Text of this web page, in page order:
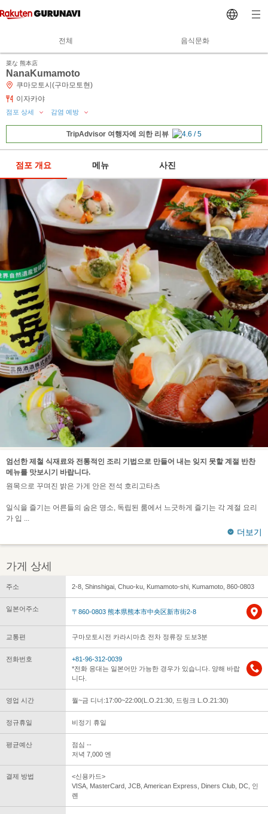
전체 음식문화
菜な 熊本店
NanaKumamoto
쿠마모토시(구마모토현)
이자카야
점포 상세 감염 예방
TripAdvisor 여행자에 의한 리뷰
점포 개요 메뉴 사진
엄선한 제철 식재료와 전통적인 조리 기법으로 만들어 내는 잊지 못할 계절 반찬
메뉴를 맛보시기 바랍니다.
원목으로 꾸며진 밝은 가게 안은 전석 호리고타츠
일식을 즐기는 어른들의 숨은 명소, 독립된 룸에서 느긋하게 즐기는 각 계절 요리
가 입
더보기
가게 상세
주소 2-8, Shinshigai, Chuo-ku, Kumamoto-shi, Kumamoto, 860-0803
일본어주소 〒860-0803 熊本県熊本市中央区新市街2-8
교통편 구마모토시전 카라시마쵸 전차 정류장 도보3분
전화번호
+81-96-312-0039
*전화 응대는 일본어만 가능한 경우가 있습니다. 양해 바랍
니다.
영업 시간 월~금 디너:17:00~22:00(L.O.21:30, 드링크 L.O.21:30)
정규휴일 비정기 휴일
평균예산
점심 --
저녁 7,000 엔
결제 방법
<신용카드>
VISA, MasterCard, JCB, American Express, Diners Club, DC, 인
롄